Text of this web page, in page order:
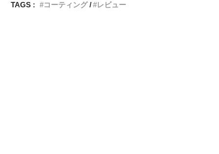
TAGS :
コーティング レビュー